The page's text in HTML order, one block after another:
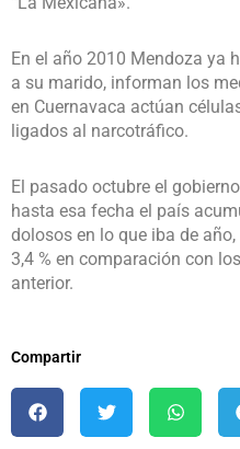
En el año 2010 Mendoza ya
a su marido, informan los
en Cuernavaca actúan
ligados al narcotráfico.
El pasado octubre el
hasta esa fecha el país
dolosos en lo que iba de
3,4 % en comparación con
anterior.
Compartir